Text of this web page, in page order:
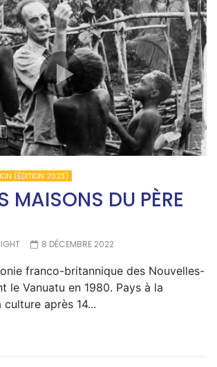
(ÉDITION 2023)
MAISONS DU PÈRE
8 DÉCEMBRE 2022
franco-britannique des Nouvelles-
le Vanuatu en 1980. Pays à la
après 14...